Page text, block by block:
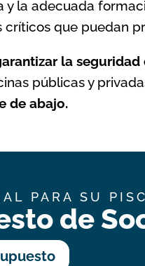
la adecuada
que puedan
la
públicas y
de abajo.
PARA SU
de